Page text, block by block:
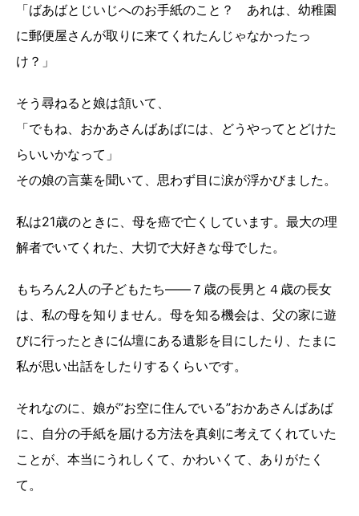
「ばあばとじいじへのお手紙のこと？ あれは、幼稚園
に郵便屋さんが取りに来てくれたんじゃなかったっ
け？」
そう尋ねると娘は頷いて、
「でもね、おかあさんばあばには、どうやってとどけた
らいいかなって」
その娘の言葉を聞いて、思わず目に涙が浮かびました。
私は21歳のときに、母を癌で亡くしています。最大の理
解者でいてくれた、大切で大好きな母でした。
もちろん2人の子どもたち――７歳の長男と４歳の長女
は、私の母を知りません。母を知る機会は、父の家に遊
びに行ったときに仏壇にある遺影を目にしたり、たまに
私が思い出話をしたりするくらいです。
それなのに、娘が”お空に住んでいる”おかあさんばあば
に、自分の手紙を届ける方法を真剣に考えてくれていた
ことが、本当にうれしくて、かわいくて、ありがたく
て。